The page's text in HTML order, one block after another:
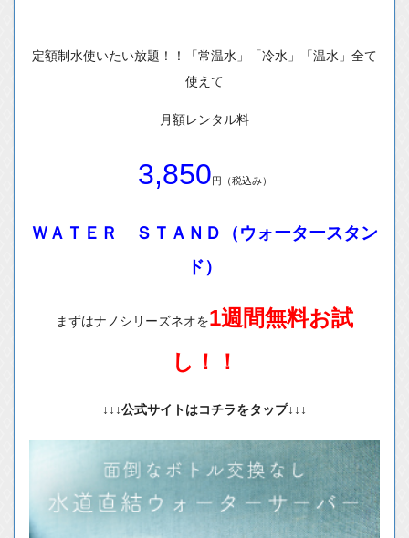
定額制水使いたい放題！！「常温水」「冷水」「温水」全て
使えて
月額レンタル料
3,850円（税込み）
ＷＡＴＥＲ ＳＴＡＮＤ（ウォータースタン
ド）
まずはナノシリーズネオを1週間無料お試
し！！
↓↓↓公式サイトはコチラをタップ↓↓↓